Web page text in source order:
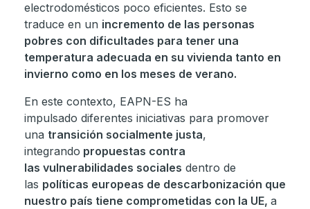
electrodomésticos poco eficientes. Esto se
traduce en un incremento de las personas
pobres con dificultades para tener una
temperatura adecuada en su vivienda tanto en
invierno como en los meses de verano.
En este contexto, EAPN-ES ha
impulsado diferentes iniciativas para promover
una transición socialmente justa,
integrando propuestas contra
las vulnerabilidades sociales dentro de
las políticas europeas de descarbonización que
nuestro país tiene comprometidas con la UE, a